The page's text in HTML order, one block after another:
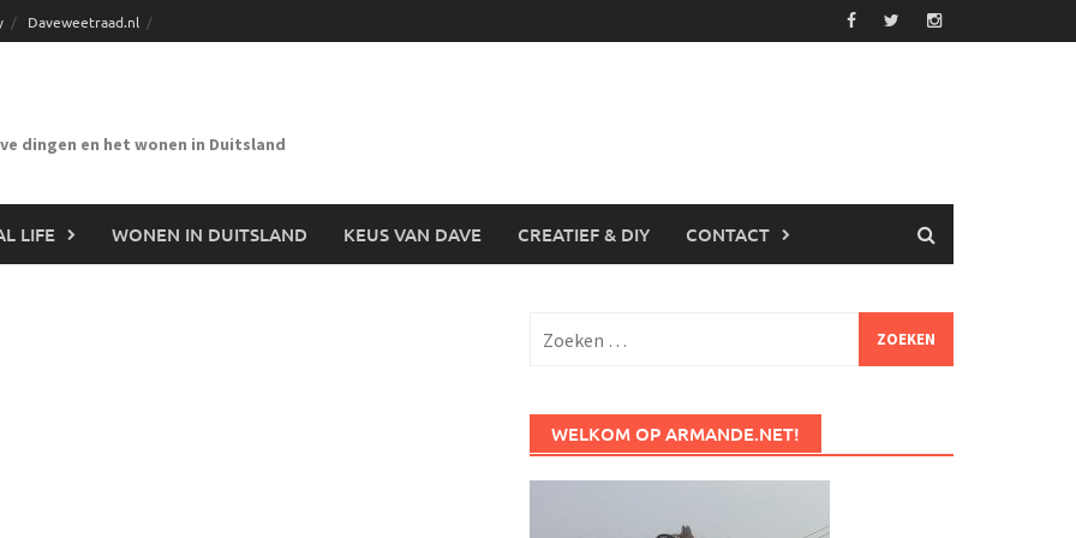
Daveweetraad.nl
dingen en het wonen in Duitsland
LIFE WONEN IN DUITSLAND KEUS VAN DAVE CREATIEF & DIY CONTACT
naar:
WELKOM OP ARMANDE.NET!